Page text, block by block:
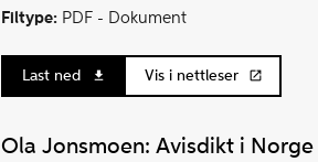
Filtype: PDF - Dokument
Last ned Vis i nettleser
Ola Jonsmoen: Avisdikt i Norge